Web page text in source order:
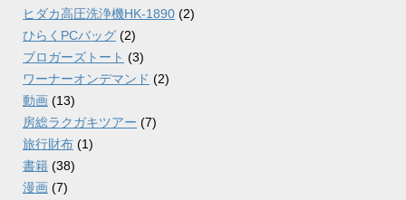
ヒダカ高圧洗浄機HK-1890 (2)
ひらくPCバッグ (2)
ブロガーズトート (3)
ワーナーオンデマンド (2)
動画 (13)
房総ラクガキツアー (7)
旅行財布 (1)
書籍 (38)
漫画 (7)